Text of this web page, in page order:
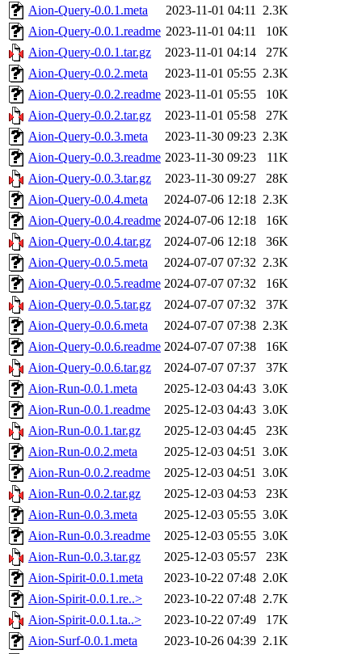
Aion-Query-0.0.1.meta
2023-11-01 04:11 2.3K
Aion-Query-0.0.1.readme 2023-11-01 04:11
10K
Aion-Query-0.0.1.tar.gz
2023-11-01 04:14
27K
Aion-Query-0.0.2.meta
2023-11-01 05:55 2.3K
Aion-Query-0.0.2.readme 2023-11-01 05:55
10K
Aion-Query-0.0.2.tar.gz
2023-11-01 05:58
27K
Aion-Query-0.0.3.meta
2023-11-30 09:23 2.3K
Aion-Query-0.0.3.readme 2023-11-30 09:23
11K
Aion-Query-0.0.3.tar.gz
2023-11-30 09:27
28K
Aion-Query-0.0.4.meta
2024-07-06 12:18 2.3K
Aion-Query-0.0.4.readme 2024-07-06 12:18
16K
Aion-Query-0.0.4.tar.gz
2024-07-06 12:18
36K
Aion-Query-0.0.5.meta
2024-07-07 07:32 2.3K
Aion-Query-0.0.5.readme 2024-07-07 07:32
16K
Aion-Query-0.0.5.tar.gz
2024-07-07 07:32
37K
Aion-Query-0.0.6.meta
2024-07-07 07:38 2.3K
Aion-Query-0.0.6.readme 2024-07-07 07:38
16K
Aion-Query-0.0.6.tar.gz
2024-07-07 07:37
37K
Aion-Run-0.0.1.meta
2025-12-03 04:43 3.0K
Aion-Run-0.0.1.readme
2025-12-03 04:43 3.0K
Aion-Run-0.0.1.tar.gz
2025-12-03 04:45
23K
Aion-Run-0.0.2.meta
2025-12-03 04:51 3.0K
Aion-Run-0.0.2.readme
2025-12-03 04:51 3.0K
Aion-Run-0.0.2.tar.gz
2025-12-03 04:53
23K
Aion-Run-0.0.3.meta
2025-12-03 05:55 3.0K
Aion-Run-0.0.3.readme
2025-12-03 05:55 3.0K
Aion-Run-0.0.3.tar.gz
2025-12-03 05:57
23K
Aion-Spirit-0.0.1.meta
2023-10-22 07:48 2.0K
Aion-Spirit-0.0.1.re..>
2023-10-22 07:48 2.7K
Aion-Spirit-0.0.1.ta..>
2023-10-22 07:49
17K
Aion-Surf-0.0.1.meta
2023-10-26 04:39 2.1K